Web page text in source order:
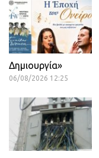
Δημιουργία»
06/08/2026 12:25